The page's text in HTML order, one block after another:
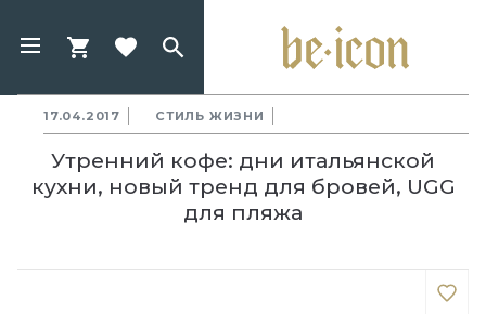
17.04.2017 СТИЛЬ ЖИЗНИ
Утренний кофе: дни итальянской
кухни, новый тренд для бровей, UGG
для пляжа